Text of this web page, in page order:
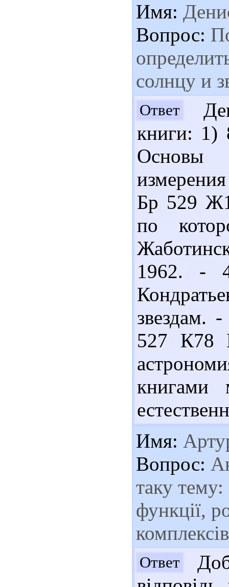
Имя:
Вопрос:
солнцу и
Ответ
книги: 1)
Основы
Бр 529
по
1962. -
527 К78
книгами
Имя:
Вопрос:
таку
функції,
Ответ